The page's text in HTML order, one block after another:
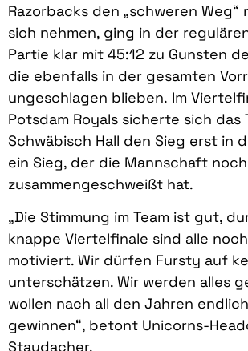
Razorbacks den „schweren Weg“
sich nehmen, ging in der
Partie klar mit 45:12 zu Gunsten
die ebenfalls in der gesamten
ungeschlagen blieben. Im
Potsdam Royals sicherte sich das
Schwäbisch Hall den Sieg erst in
ein Sieg, der die Mannschaft
zusammengeschweißt hat.
„Die Stimmung im Team ist gut,
knappe Viertelfinale sind alle
motiviert. Wir dürfen Fursty auf
unterschätzen. Wir werden alles
wollen nach all den Jahren
gewinnen“, betont Unicorns-
Staudacher.